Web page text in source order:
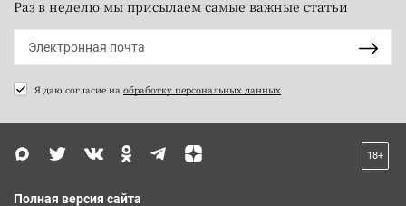
Раз в неделю мы присылаем самые важные статьи
Я даю согласие на обработку персональных данных
18+
Полная версия сайта